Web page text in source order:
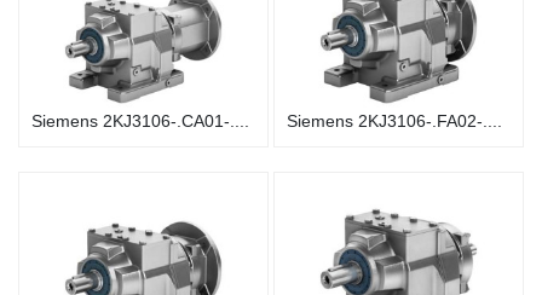
Siemens 2KJ3106-.CA01-.... Siemens 2KJ3106-.FA02-....